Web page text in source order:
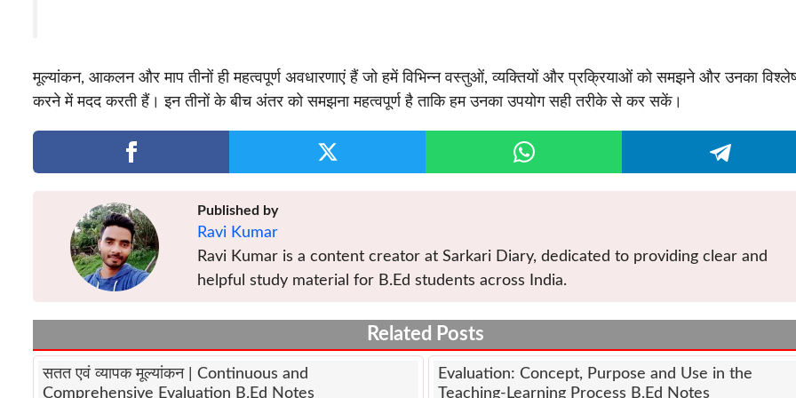
मूल्यांकन, आकलन और माप तीनों ही महत्वपूर्ण अवधारणाएं हैं जो हमें विभिन्न वस्तुओं, व्यक्तियों और प्रक्रियाओं को समझने और उनका
करने में मदद करती हैं। इन तीनों के बीच अंतर को समझना महत्वपूर्ण है ताकि हम उनका उपयोग सही तरीके से कर सकें।
Published by
Ravi Kumar
Ravi Kumar is a content creator at Sarkari Diary, dedicated to providing clear and
helpful study material for B.Ed students across India.
Related Posts
सतत एवं व्यापक मूल्यांकन | Continuous and
Comprehensive Evaluation B.Ed Notes
Evaluation: Concept, Purpose and Use in the
Teaching-Learning Process B.Ed Notes